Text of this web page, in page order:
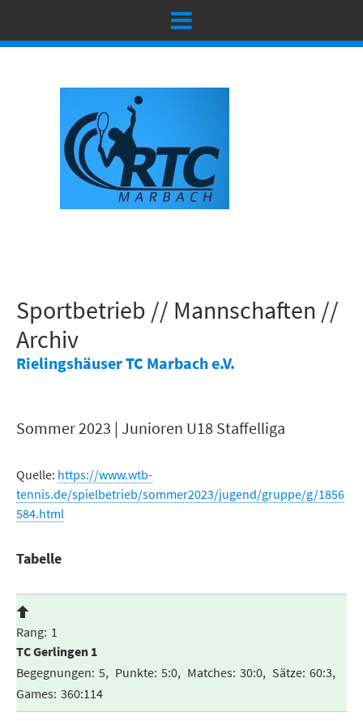
Sportbetrieb // Mannschaften //
Archiv
Rielingshäuser TC Marbach e.V.
Sommer 2023 | Junioren U18 Staffelliga
Quelle: https://www.wtb-
tennis.de/spielbetrieb/sommer2023/jugend/gruppe/g/1856
584.html
Tabelle
1
TC Gerlingen 1
5
5:0 30:0
60:3
360:114